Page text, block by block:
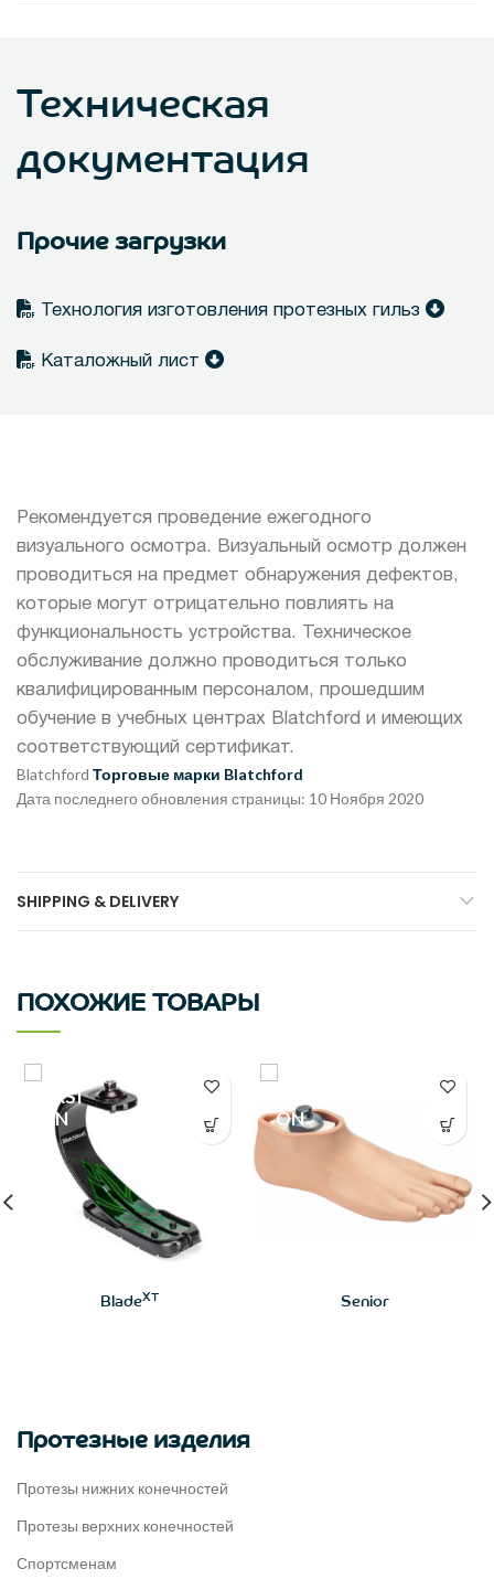
Техническая
документация
Прочие загрузки
Технология изготовления протезных гильз
Каталожный лист
Рекомендуется проведение ежегодного
визуального осмотра. Визуальный осмотр должен
проводиться на предмет обнаружения дефектов,
которые могут отрицательно повлиять на
функциональность устройства. Техническое
обслуживание должно проводиться только
квалифицированным персоналом, прошедшим
обучение в учебных центрах Blatchford и имеющих
соответствующий сертификат.
Blatchford Торговые марки Blatchford
Дата последнего обновления страницы: 10 Ноября 2020
SHIPPING & DELIVERY
ПОХОЖИЕ ТОВАРЫ
BladeXT Senior
Протезные изделия
Протезы нижних конечностей
Протезы верхних конечностей
Спортсменам